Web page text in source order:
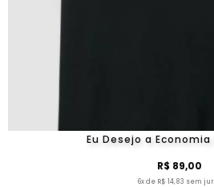
Eu Desejo a
R$ 89,00
6x de R$ 14,83 sem